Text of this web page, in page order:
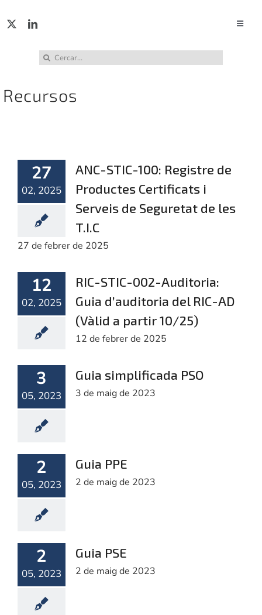
to
Toggle
Cerca
Recursos
27
02, 2025
ANC-STIC-100: Registre de
Productes Certificats i
Serveis de Seguretat de les
T.I.C
27 de febrer de 2025
12
02, 2025
RIC-STIC-002-Auditoria:
Guia d’auditoria del RIC-AD
(Vàlid a partir 10/25)
12 de febrer de 2025
3
05, 2023
Guia simplificada PSO
3 de maig de 2023
2
05, 2023
Guia PPE
2 de maig de 2023
2
05, 2023
Guia PSE
2 de maig de 2023